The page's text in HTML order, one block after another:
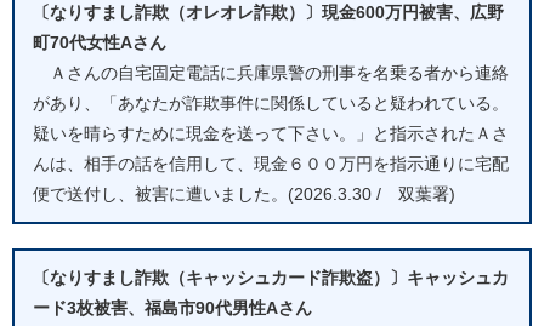
〔なりすまし詐欺（オレオレ詐欺）〕現金600万円被害、広野
町70代女性Aさん
Ａさんの自宅固定電話に兵庫県警の刑事を名乗る者から連絡
があり、「あなたが詐欺事件に関係していると疑われている。
疑いを晴らすために現金を送って下さい。」と指示されたＡさ
んは、相手の話を信用して、現金６００万円を指示通りに宅配
便で送付し、被害に遭いました。(2026.3.30 / 双葉署)
〔なりすまし詐欺（キャッシュカード詐欺盗）〕キャッシュカ
ード3枚被害、福島市90代男性Aさん